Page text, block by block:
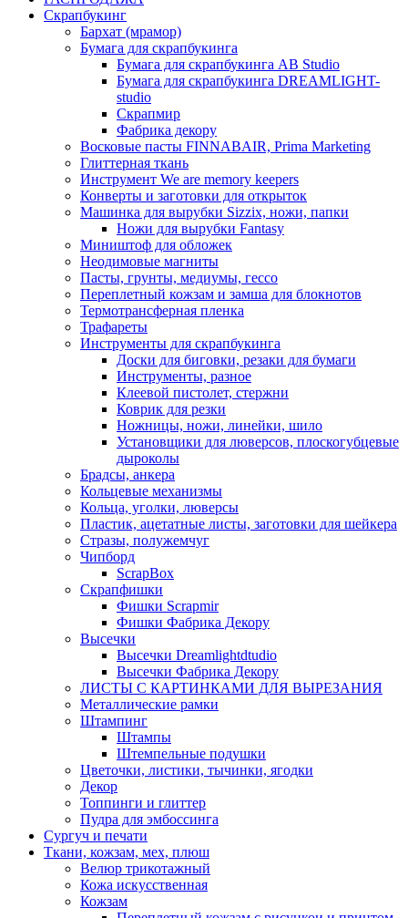
Скрапбукинг
Бархат (мрамор)
Бумага для скрапбукинга
Бумага для скрапбукинга AB Studio
Бумага для скрапбукинга DREAMLIGHT-
studio
Скрапмир
Фабрика декору
Восковые пасты FINNABAIR, Prima Marketing
Глиттерная ткань
Инструмент We are memory keepers
Конверты и заготовки для открыток
Машинка для вырубки Sizzix, ножи, папки
Ножи для вырубки Fantasy
Миништоф для обложек
Неодимовые магниты
Пасты, грунты, медиумы, гессо
Переплетный кожзам и замша для блокнотов
Термотрансферная пленка
Трафареты
Инструменты для скрапбукинга
Доски для биговки, резаки для бумаги
Инструменты, разное
Клеевой пистолет, стержни
Коврик для резки
Ножницы, ножи, линейки, шило
Установщики для люверсов, плоскогубцевые
дыроколы
Брадсы, анкера
Кольцевые механизмы
Кольца, уголки, люверсы
Пластик, ацетатные листы, заготовки для шейкера
Стразы, полужемчуг
Чипборд
ScrapBox
Скрапфишки
Фишки Scrapmir
Фишки Фабрика Декору
Высечки
Высечки Dreamlightdtudio
Высечки Фабрика Декору
ЛИСТЫ С КАРТИНКАМИ ДЛЯ ВЫРЕЗАНИЯ
Металлические рамки
Штампинг
Штампы
Штемпельные подушки
Цветочки, листики, тычинки, ягодки
Декор
Топпинги и глиттер
Пудра для эмбоссинга
Сургуч и печати
Ткани, кожзам, мех, плюш
Велюр трикотажный
Кожа искусственная
Кожзам